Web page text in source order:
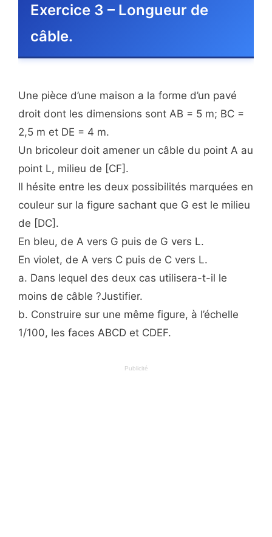
Exercice 3 – Longueur de
câble.
Une pièce d’une maison a la forme d’un pavé
droit dont les dimensions sont AB = 5 m; BC =
2,5 m et DE = 4 m.
Un bricoleur doit amener un câble du point A au
point L, milieu de [CF].
Il hésite entre les deux possibilités marquées en
couleur sur la figure sachant que G est le milieu
de [DC].
En bleu, de A vers G puis de G vers L.
En violet, de A vers C puis de C vers L.
a. Dans lequel des deux cas utilisera-t-il le
moins de câble ?Justifier.
b. Construire sur une même figure, à l’échelle
1/100, les faces ABCD et CDEF.
Publicité